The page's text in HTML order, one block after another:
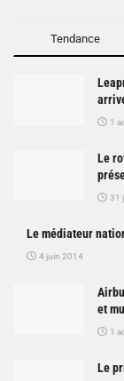
Tendance
1
Le
31
Le médiateur
4 juin 2014
et
1
Le